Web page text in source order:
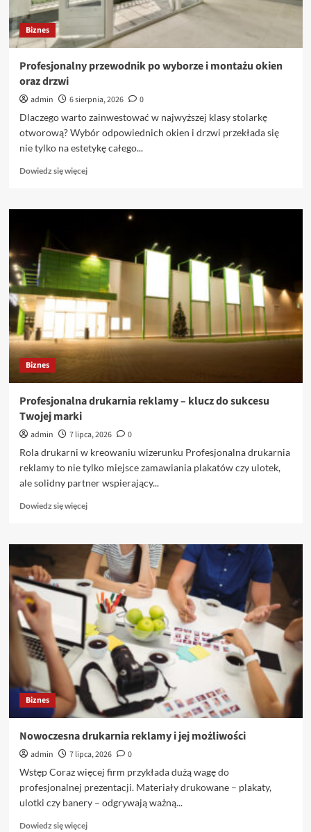
Biznes
Profesjonalny przewodnik po wyborze i montażu okien
oraz drzwi
admin 6 sierpnia, 2026
0
Dlaczego warto zainwestować w najwyższej klasy stolarkę
otworową? Wybór odpowiednich okien i drzwi przekłada się
nie tylko na estetykę całego...
Dowiedz się więcejDowiedz
o
Profesjonalny
po
wyborze
i
montażu
okien
oraz
drzwi
Biznes
Profesjonalna drukarnia reklamy – klucz do sukcesu
Twojej marki
admin 7 lipca, 2026
0
Rola drukarni w kreowaniu wizerunku Profesjonalna drukarnia
reklamy to nie tylko miejsce zamawiania plakatów czy ulotek,
ale solidny partner wspierający...
Dowiedz się więcejDowiedz
o
Profesjonalna
drukarnia
reklamy
–
klucz
do
sukcesu
Twojej
marki
Biznes
Nowoczesna drukarnia reklamy i jej możliwości
admin 7 lipca, 2026
0
Wstęp Coraz więcej firm przykłada dużą wagę do
profesjonalnej prezentacji. Materiały drukowane – plakaty,
ulotki czy banery – odgrywają ważną...
Dowiedz się więcejDowiedz